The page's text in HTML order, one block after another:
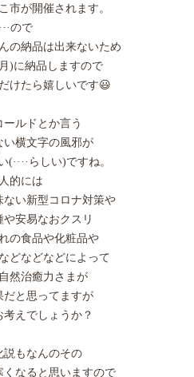
市が開催されます。
···ので
の納品は出来ないため
)に納品しますので
けたら嬉しいです😃
ールドとか言う
い横文字の風邪が
らしい)ですね。
的には
ない新型コロナ対策や
や安易なおクスリ
の食品や化粧品や
どなどなどによって
然治癒力さまが
だと思ってますが
考えでしょうか？
説もなんのその
くなると思いますので